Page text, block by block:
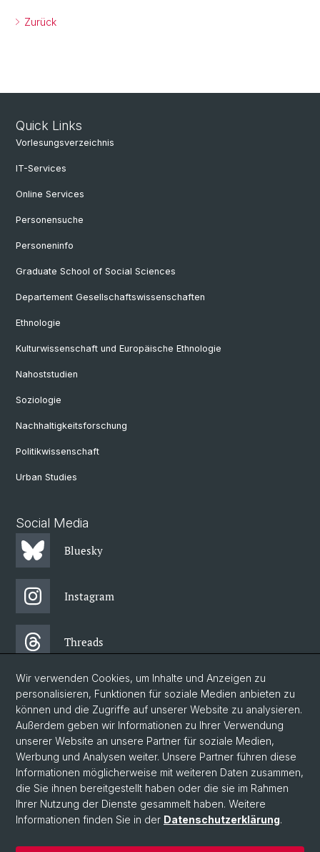
Zurück
Quick Links
Vorlesungsverzeichnis
IT-Services
Online Services
Personensuche
Personeninfo
Graduate School of Social Sciences
Departement Gesellschaftswissenschaften
Ethnologie
Kulturwissenschaft und Europäische Ethnologie
Nahoststudien
Soziologie
Nachhaltigkeitsforschung
Politikwissenschaft
Urban Studies
Social Media
Bluesky
Instagram
Threads
Facebook
Newsletter
© Universität Basel
Philosophisch-Historische Fakultät
Departement Gesellschaftswissenschaften
Home
Wir verwenden Cookies, um Inhalte und Anzeigen zu
personalisieren, Funktionen für soziale Medien anbieten zu
können und die Zugriffe auf unserer Website zu analysieren.
Außerdem geben wir Informationen zu Ihrer Verwendung
unserer Website an unsere Partner für soziale Medien,
Werbung und Analysen weiter. Unsere Partner führen diese
Informationen möglicherweise mit weiteren Daten zusammen,
die Sie ihnen bereitgestellt haben oder die sie im Rahmen
Ihrer Nutzung der Dienste gesammelt haben. Weitere
Informationen finden Sie in der Datenschutzerklärung.